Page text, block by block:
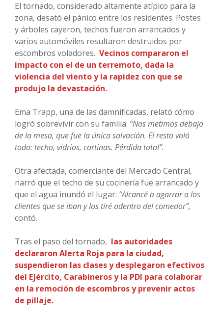
El tornado, considerado altamente atípico para la
zona, desató el pánico entre los residentes. Postes
y árboles cayeron, techos fueron arrancados y
varios automóviles resultaron destruidos por
escombros voladores. Vecinos compararon el
impacto con el de un terremoto, dada la
violencia del viento y la rapidez con que se
produjo la devastación.
Ema Trapp, una de las damnificadas, relató cómo
logró sobrevivir con su familia: “Nos metimos debajo
de la mesa, que fue la única salvación. El resto voló
todo: techo, vidrios, cortinas. Pérdida total”.
Otra afectada, comerciante del Mercado Central,
narró que el techo de su cocinería fue arrancado y
que el agua inundó el lugar: “Alcancé a agarrar a los
clientes que se iban y los tiré adentro del comedor”,
contó.
Tras el paso del tornado, las autoridades
declararon Alerta Roja para la ciudad,
suspendieron las clases y desplegaron efectivos
del Ejército, Carabineros y la PDI para colaborar
en la remoción de escombros y prevenir actos
de pillaje.